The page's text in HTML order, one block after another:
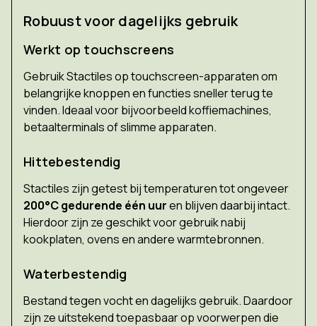
Robuust voor dagelijks gebruik
Werkt op touchscreens
Gebruik Stactiles op touchscreen-apparaten om
belangrijke knoppen en functies sneller terug te
vinden. Ideaal voor bijvoorbeeld koffiemachines,
betaalterminals of slimme apparaten.
Hittebestendig
Stactiles zijn getest bij temperaturen tot ongeveer
200°C gedurende één uuren blijven daarbij intact.
Hierdoor zijn ze geschikt voor gebruik nabij
kookplaten, ovens en andere warmtebronnen.
Waterbestendig
Bestand tegen vocht en dagelijks gebruik. Daardoor
zijn ze uitstekend toepasbaar op voorwerpen die